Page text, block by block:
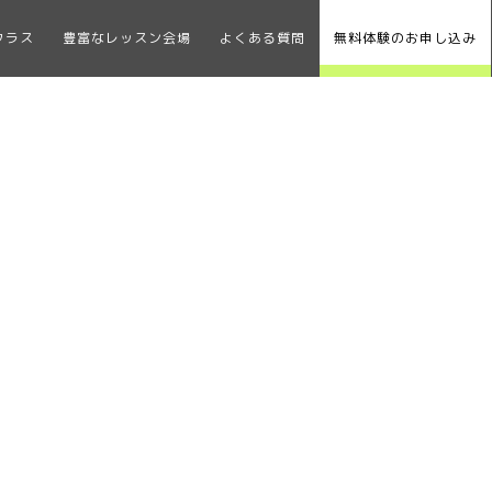
ラス 豊富なレッスン会場 よくある質問 無料体験のお申し込み